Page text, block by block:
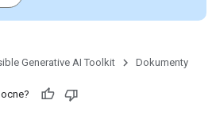
Generative AI Toolkit Dokumenty